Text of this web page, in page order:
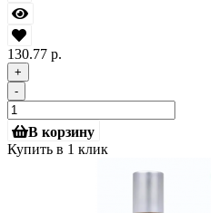
130.77 р.
+
-
В корзину
Купить в 1 клик